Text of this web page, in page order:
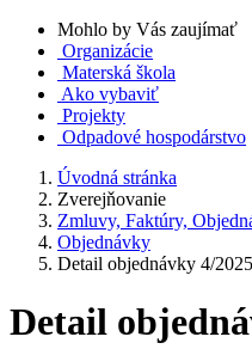
Mohlo by Vás zaujímať
Organizácie
Materská škola
Ako vybaviť
Projekty
Odpadové hospodárstvo
Úvodná stránka
Zverejňovanie
Zmluvy, Faktúry,
Objednávky
Detail objednávky 4/2025
Detail